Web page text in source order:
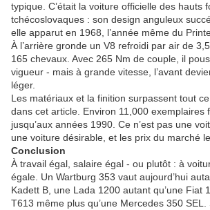
typique. C’était la voiture officielle des hauts
tchécoslovaques : son design anguleux
elle apparut en 1968, l’année même du
À l’arrière gronde un V8 refroidi par air de
165 chevaux. Avec 265 Nm de couple, il
vigueur - mais à grande vitesse, l’avant
léger.
Les matériaux et la finition surpassent tout
dans cet article. Environ 11,000 exemplaires
jusqu’aux années 1990. Ce n’est pas une
une voiture désirable, et les prix du marché
Conclusion
À travail égal, salaire égal - ou plutôt : à
égale. Un Wartburg 353 vaut aujourd’hui
Kadett B, une Lada 1200 autant qu’une Fiat
T613 même plus qu’une Mercedes 350